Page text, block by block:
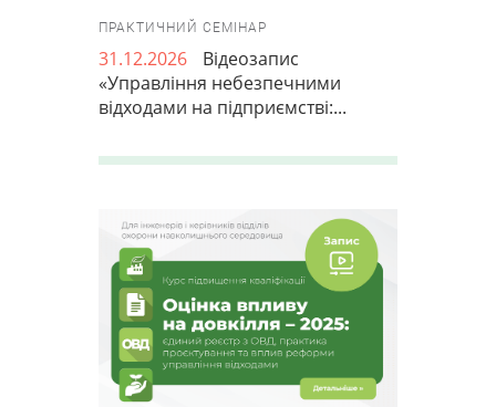
ПРАКТИЧНИЙ СЕМІНАР
31.12.2026
Відеозапис
«Управління небезпечними
відходами на підприємстві:...